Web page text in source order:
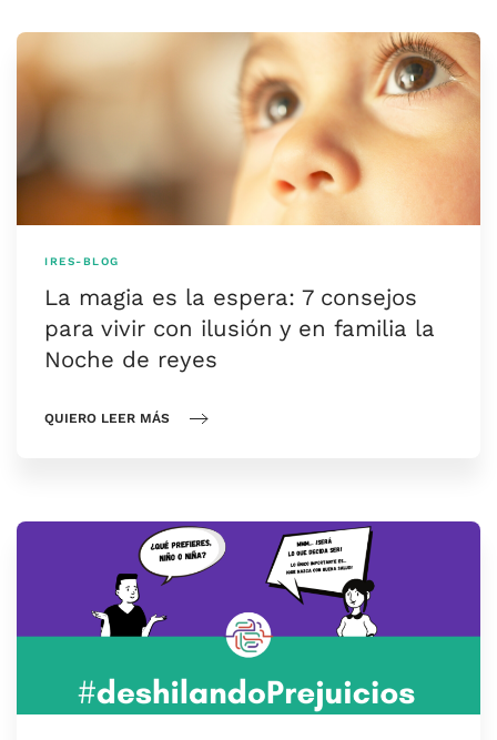
IRES-BLOG
La magia es la espera: 7 consejos
para vivir con ilusión y en familia la
Noche de reyes
QUIERO LEER MÁS